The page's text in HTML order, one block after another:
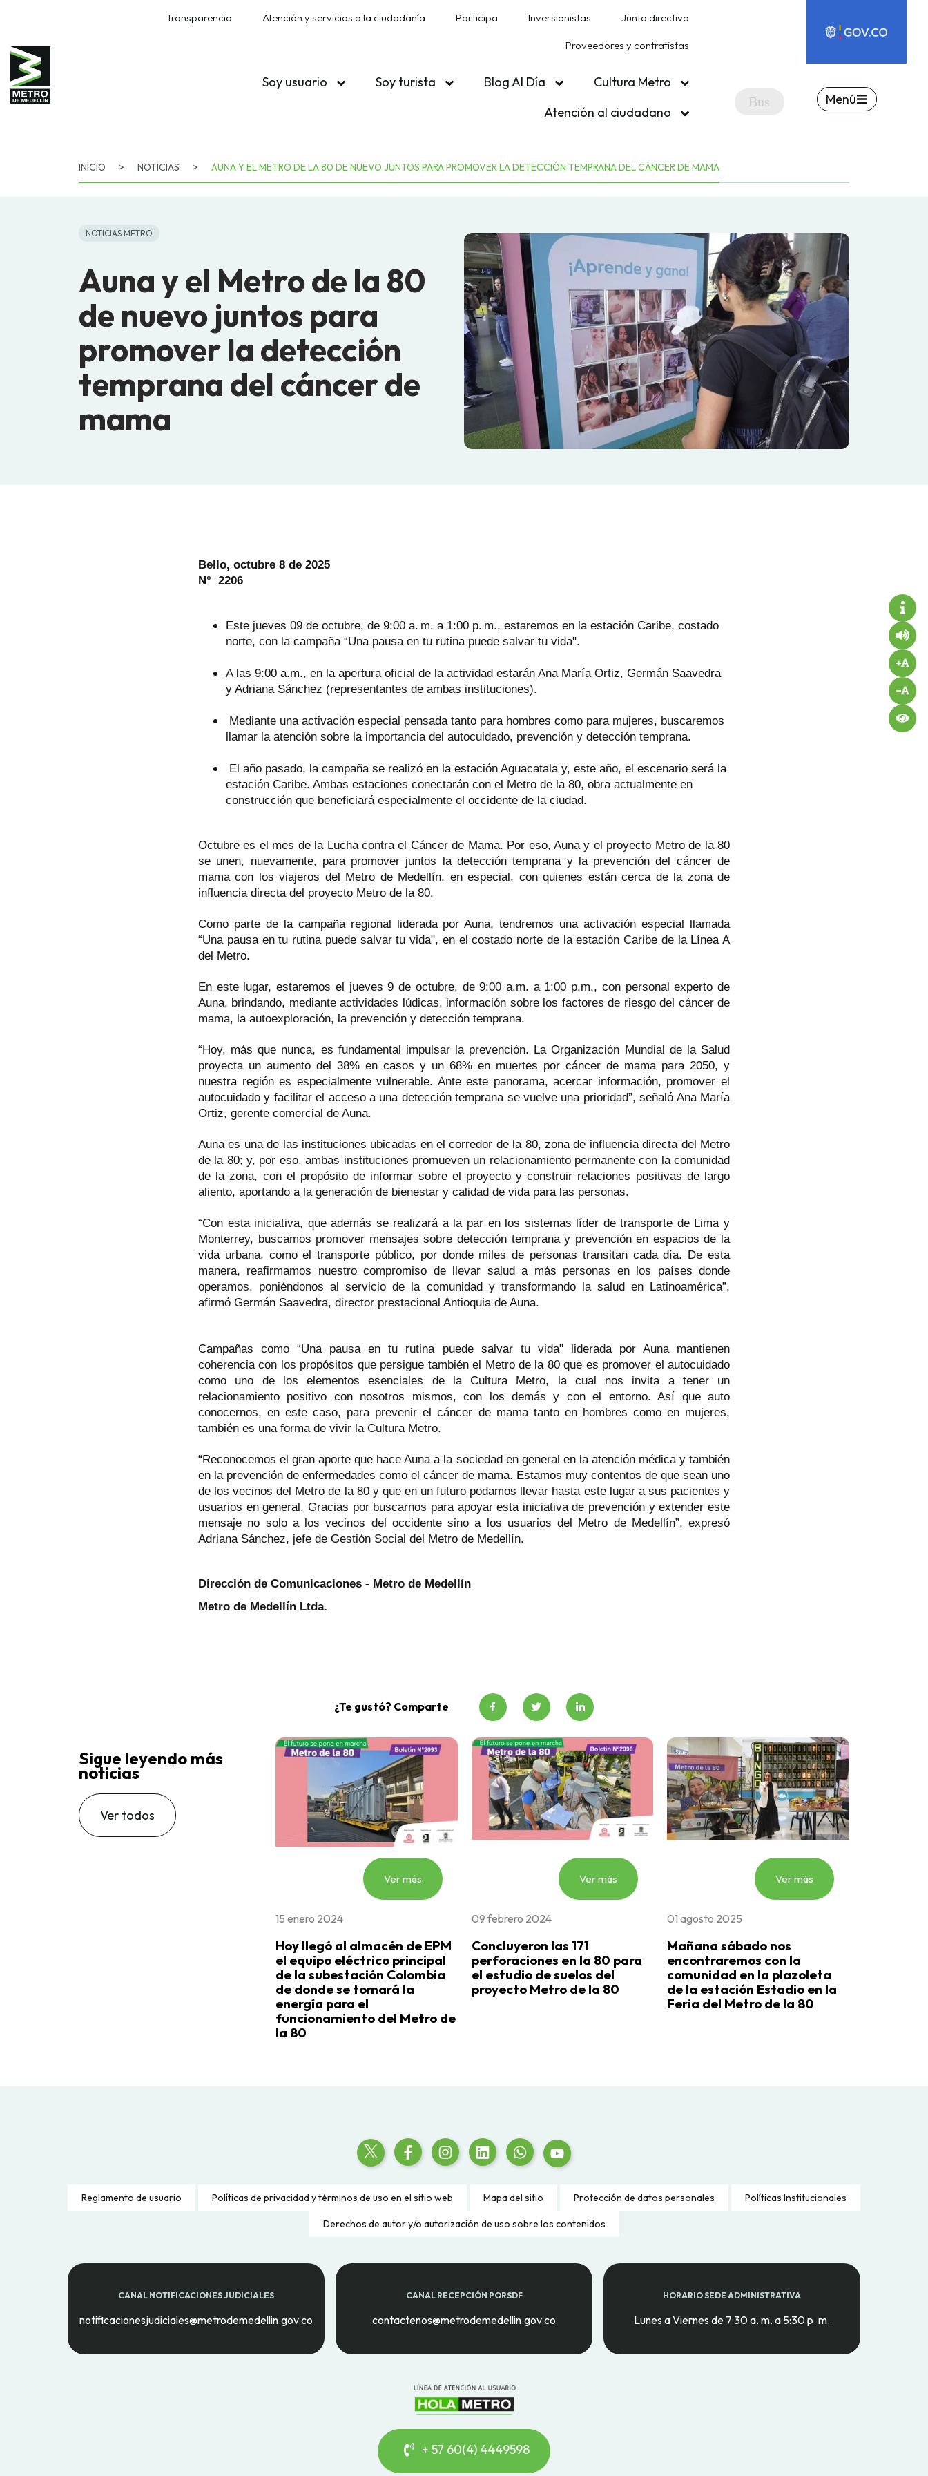
Transparencia Atención y servicios a la ciudadanía Participa Inversionistas Junta directiva
Proveedores y contratistas
Soy usuario Soy turista Blog Al Día
Cultura Metro
Atención al ciudadano
Menú
INICIO > NOTICIAS > AUNA Y EL METRO DE LA 80 DE NUEVO JUNTOS PARA PROMOVER LA DETECCIÓN TEMPRANA DEL CÁNCER DE MAMA
NOTICIAS METRO
Auna y el Metro de la 80
de nuevo juntos para
promover la detección
temprana del cáncer de
mama
Bello, octubre 8 de 2025
N° 2206
Este jueves 09 de octubre, de 9:00 a. m. a 1:00 p. m., estaremos en la estación Caribe, costado
norte, con la campaña “Una pausa en tu rutina puede salvar tu vida".
A las 9:00 a.m., en la apertura oficial de la actividad estarán Ana María Ortiz, Germán Saavedra
y Adriana Sánchez (representantes de ambas instituciones).
Mediante una activación especial pensada tanto para hombres como para mujeres, buscaremos
llamar la atención sobre la importancia del autocuidado, prevención y detección temprana.
El año pasado, la campaña se realizó en la estación Aguacatala y, este año, el escenario será la
estación Caribe. Ambas estaciones conectarán con el Metro de la 80, obra actualmente en
construcción que beneficiará especialmente el occidente de la ciudad.
Octubre es el mes de la Lucha contra el Cáncer de Mama. Por eso, Auna y el proyecto Metro de la 80
se unen, nuevamente, para promover juntos la detección temprana y la prevención del cáncer de
mama con los viajeros del Metro de Medellín, en especial, con quienes están cerca de la zona de
influencia directa del proyecto Metro de la 80.
Como parte de la campaña regional liderada por Auna, tendremos una activación especial llamada
“Una pausa en tu rutina puede salvar tu vida", en el costado norte de la estación Caribe de la Línea A
del Metro.
En este lugar, estaremos el jueves 9 de octubre, de 9:00 a.m. a 1:00 p.m., con personal experto de
Auna, brindando, mediante actividades lúdicas, información sobre los factores de riesgo del cáncer de
mama, la autoexploración, la prevención y detección temprana.
“Hoy, más que nunca, es fundamental impulsar la prevención. La Organización Mundial de la Salud
proyecta un aumento del 38% en casos y un 68% en muertes por cáncer de mama para 2050, y
nuestra región es especialmente vulnerable. Ante este panorama, acercar información, promover el
autocuidado y facilitar el acceso a una detección temprana se vuelve una prioridad”, señaló Ana María
Ortiz, gerente comercial de Auna.
Auna es una de las instituciones ubicadas en el corredor de la 80, zona de influencia directa del Metro
de la 80; y, por eso, ambas instituciones promueven un relacionamiento permanente con la comunidad
de la zona, con el propósito de informar sobre el proyecto y construir relaciones positivas de largo
aliento, aportando a la generación de bienestar y calidad de vida para las personas.
“Con esta iniciativa, que además se realizará a la par en los sistemas líder de transporte de Lima y
Monterrey, buscamos promover mensajes sobre detección temprana y prevención en espacios de la
vida urbana, como el transporte público, por donde miles de personas transitan cada día. De esta
manera, reafirmamos nuestro compromiso de llevar salud a más personas en los países donde
operamos, poniéndonos al servicio de la comunidad y transformando la salud en Latinoamérica”,
afirmó Germán Saavedra, director prestacional Antioquia de Auna.
Campañas como “Una pausa en tu rutina puede salvar tu vida" liderada por Auna mantienen
coherencia con los propósitos que persigue también el Metro de la 80 que es promover el autocuidado
como uno de los elementos esenciales de la Cultura Metro, la cual nos invita a tener un
relacionamiento positivo con nosotros mismos, con los demás y con el entorno. Así que auto
conocernos, en este caso, para prevenir el cáncer de mama tanto en hombres como en mujeres,
también es una forma de vivir la Cultura Metro.
“Reconocemos el gran aporte que hace Auna a la sociedad en general en la atención médica y también
en la prevención de enfermedades como el cáncer de mama. Estamos muy contentos de que sean uno
de los vecinos del Metro de la 80 y que en un futuro podamos llevar hasta este lugar a sus pacientes y
usuarios en general. Gracias por buscarnos para apoyar esta iniciativa de prevención y extender este
mensaje no solo a los vecinos del occidente sino a los usuarios del Metro de Medellín”, expresó
Adriana Sánchez, jefe de Gestión Social del Metro de Medellín.
Dirección de Comunicaciones - Metro de Medellín
Metro de Medellín Ltda.
¿Te gustó? Comparte
Sigue leyendo más
noticias
Ver todos
Ver más
15 enero 2024
Hoy llegó al almacén de EPM
el equipo eléctrico principal
de la subestación Colombia
de donde se tomará la
energía para el
funcionamiento del Metro de
la 80
Ver más
09 febrero 2024
Concluyeron las 171
perforaciones en la 80 para
el estudio de suelos del
proyecto Metro de la 80
Ver más
01 agosto 2025
Mañana sábado nos
encontraremos con la
comunidad en la plazoleta
de la estación Estadio en la
Feria del Metro de la 80
Reglamento de usuario Políticas de privacidad y términos de uso en el sitio web Mapa del sitio Protección de datos personales Políticas Institucionales
Derechos de autor y/o autorización de uso sobre los contenidos
CANAL NOTIFICACIONES JUDICIALES
notificacionesjudiciales@metrodemedellin.gov.co
CANAL RECEPCIÓN PQRSDF
contactenos@metrodemedellin.gov.co
HORARIO SEDE ADMINISTRATIVA
Lunes a Viernes de 7:30 a. m. a 5:30 p. m.
+ 57 60(4) 4449598